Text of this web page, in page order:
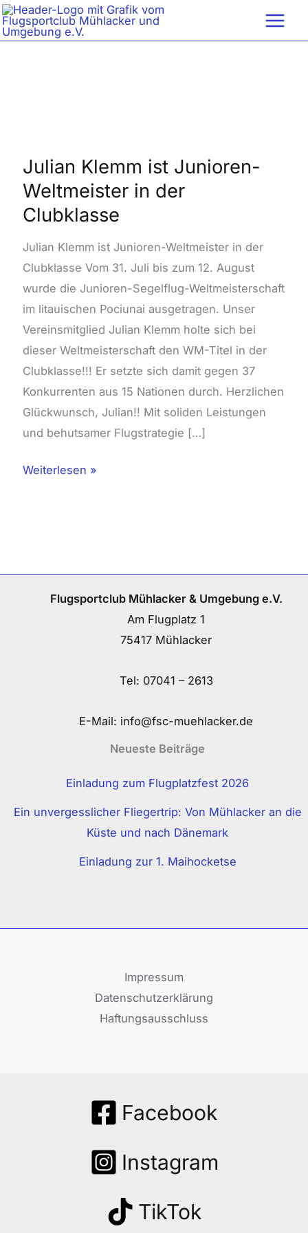
Zum
Inhalt
Julian Klemm ist Junioren-
Weltmeister in der
Clubklasse
Julian Klemm ist Junioren-Weltmeister in der
Clubklasse Vom 31. Juli bis zum 12. August
wurde die Junioren-Segelflug-Weltmeisterschaft
im litauischen Pociunai ausgetragen. Unser
Vereinsmitglied Julian Klemm holte sich bei
dieser Weltmeisterschaft den WM-Titel in der
Clubklasse!!! Er setzte sich damit gegen 37
Konkurrenten aus 15 Nationen durch. Herzlichen
Glückwunsch, Julian!! Mit soliden Leistungen
und behutsamer Flugstrategie […]
Junioren-
Weltmeister
in
Clubklasse
Weiterlesen »
Flugsportclub Mühlacker & Umgebung e.V.
Am Flugplatz 1
75417 Mühlacker
Tel: 07041 – 2613
E-Mail: info@fsc-muehlacker.de
Neueste Beiträge
Einladung zum Flugplatzfest 2026
Ein unvergesslicher Fliegertrip: Von Mühlacker an die
Küste und nach Dänemark
Einladung zur 1. Maihocketse
Impressum
Datenschutzerklärung
Haftungsausschluss
Facebook
Instagram
TikTok